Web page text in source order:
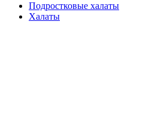
Подростковые халаты
Халаты